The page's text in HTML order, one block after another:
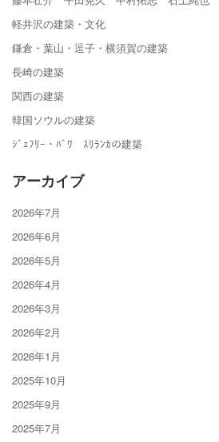
軽井沢の建築・文化
鎌倉・葉山・逗子・横須賀の建築
長崎の建築
関西の建築
韓国ソウルの建築
ｼﾞｪﾌﾘｰ・ﾊﾞﾜ ｽﾘﾗﾝｶの建築
アーカイブ
2026年7月
2026年6月
2026年5月
2026年4月
2026年3月
2026年2月
2026年1月
2025年10月
2025年9月
2025年7月